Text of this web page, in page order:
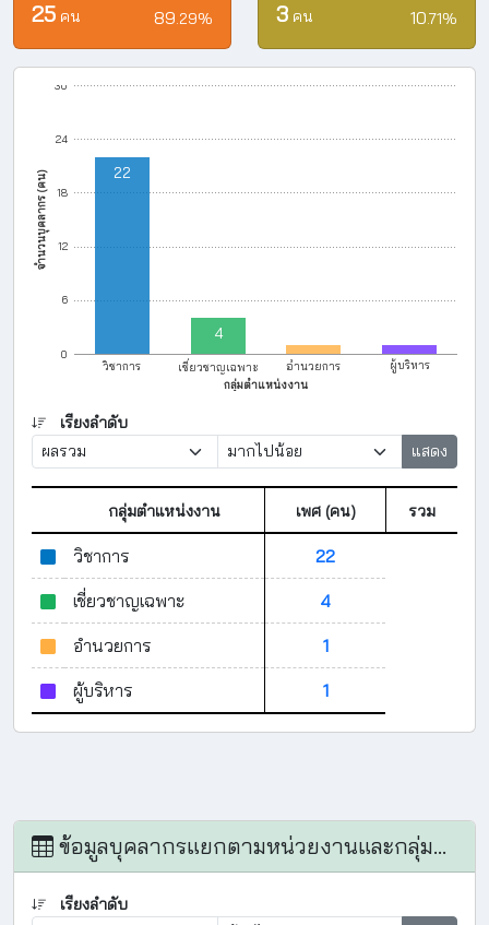
25 คน 89.29% 3 คน 10.71%
วิชาการ เชี่ยวชาญเฉพาะ อำนวยการ ผู้บริหาร
0
6
12
18
24
30
จำนวนบุคลากร (คน)
กลุ่มตำแหน่งงาน
22
4
เรียงลำดับ
แสดง
กลุ่มตำแหน่งงาน เพศ (คน) รวม
วิชาการ 22
เชี่ยวชาญเฉพาะ 4
อำนวยการ 1
ผู้บริหาร 1
ข้อมูลบุคลากรแยกตามหน่วยงานและกลุ่มตำแหน่งงาน
เรียงลำดับ